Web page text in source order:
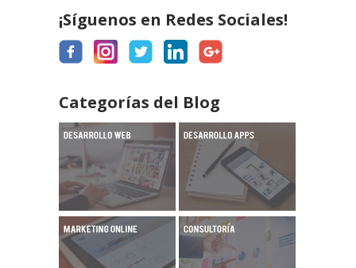
¡Síguenos en Redes Sociales!
Categorías del Blog